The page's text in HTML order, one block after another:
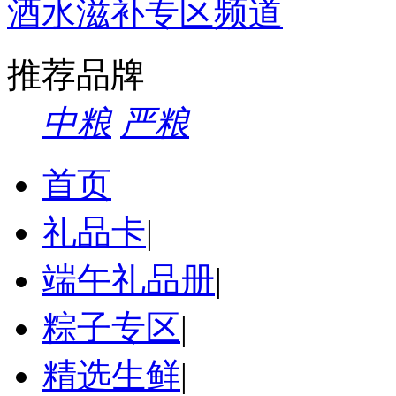
酒水滋补专区频道
推荐品牌
中粮 严粮
首页
礼品卡|
端午礼品册|
粽子专区|
精选生鲜|